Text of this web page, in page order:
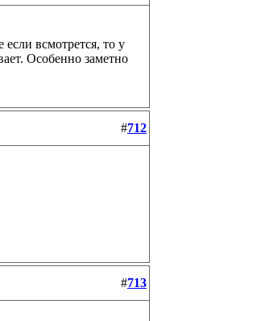
всмотрется, то у
Особенно заметно
#712
#713